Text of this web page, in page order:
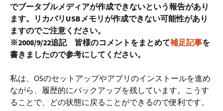
でブータブルメディアが作成できないという報告があり
ます。リカバリUSBメモリが作成できない可能性があり
ますのでご注意ください。
※2008/9/22追記 皆様のコメントをまとめて補足記事を
書きましたので参考にしてください。
私は、OSのセットアップやアプリのインストールを進め
ながら、履歴的にバックアップを残しています。こうす
ることで、どの状態に戻ることができるので便利です。